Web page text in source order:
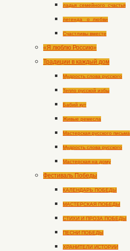
ладья_семейного_счастья
легенда _о_любви
Счастливы вместе
«Я люблю Россию»
Традиции в каждый дом
Мудрость слова русского
Тепло русской избы
Бабий кут
Живые ремесла
Мастерская русского письма
Мудрость слова русского
Мастерская на дому
Фестиваль Победы
КАЛЕНДАРЬ ПОБЕДЫ
МАСТЕРСКАЯ ПОБЕДЫ
СТИХИ И ПРОЗА ПОБЕДЫ
ПЕСНИ ПОБЕДЫ
ХРАНИТЕЛИ ИСТОРИИ